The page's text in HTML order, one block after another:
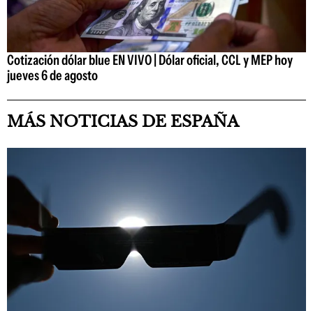
Cotización dólar blue EN VIVO | Dólar oficial, CCL y MEP hoy
jueves 6 de agosto
MÁS NOTICIAS DE ESPAÑA